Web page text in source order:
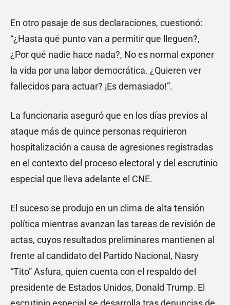
En otro pasaje de sus declaraciones, cuestionó:
“¿Hasta qué punto van a permitir que lleguen?,
¿Por qué nadie hace nada?, No es normal exponer
la vida por una labor democrática. ¿Quieren ver
fallecidos para actuar? ¡Es demasiado!”.
La funcionaria aseguró que en los días previos al
ataque más de quince personas requirieron
hospitalización a causa de agresiones registradas
en el contexto del proceso electoral y del escrutinio
especial que lleva adelante el CNE.
El suceso se produjo en un clima de alta tensión
política mientras avanzan las tareas de revisión de
actas, cuyos resultados preliminares mantienen al
frente al candidato del Partido Nacional, Nasry
“Tito” Asfura, quien cuenta con el respaldo del
presidente de Estados Unidos, Donald Trump. El